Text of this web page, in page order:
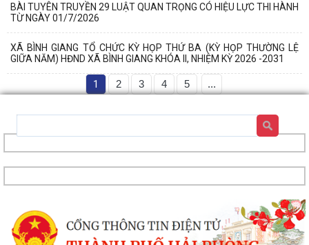
BÀI TUYÊN TRUYỀN 29 LUẬT QUAN TRỌNG CÓ HIỆU LỰC THI HÀNH
TỪ NGÀY 01/7/2026
XÃ BÌNH GIANG TỔ CHỨC KỲ HỌP THỨ BA (KỲ HỌP THƯỜNG LỆ
GIỮA NĂM) HĐND XÃ BÌNH GIANG KHÓA II, NHIỆM KỲ 2026 -2031
1 2 3 4 5 ...